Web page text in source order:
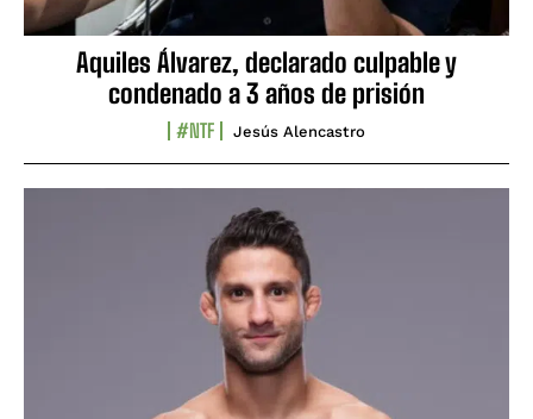
Aquiles Álvarez, declarado culpable y
condenado a 3 años de prisión
#NTF Jesús Alencastro